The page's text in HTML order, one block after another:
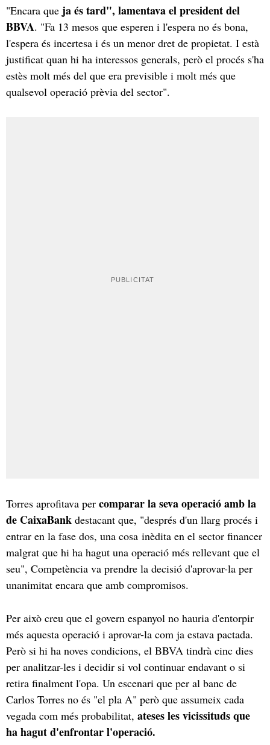
"Encara que ja és tard", lamentava el president del
BBVA. "Fa 13 mesos que esperen i l'espera no és bona,
l'espera és incertesa i és un menor dret de propietat. I està
justificat quan hi ha interessos generals, però el procés s'ha
estès molt més del que era previsible i molt més que
qualsevol operació prèvia del sector".
Torres aprofitava per comparar la seva operació amb la
de CaixaBank destacant que, "després d'un llarg procés i
entrar en la fase dos, una cosa inèdita en el sector financer
malgrat que hi ha hagut una operació més rellevant que el
seu", Competència va prendre la decisió d'aprovar-la per
unanimitat encara que amb compromisos.
Per això creu que el govern espanyol no hauria d'entorpir
més aquesta operació i aprovar-la com ja estava pactada.
Però si hi ha noves condicions, el BBVA tindrà cinc dies
per analitzar-les i decidir si vol continuar endavant o si
retira finalment l'opa. Un escenari que per al banc de
Carlos Torres no és "el pla A" però que assumeix cada
vegada com més probabilitat, ateses les vicissituds que
ha hagut d'enfrontar l'operació.